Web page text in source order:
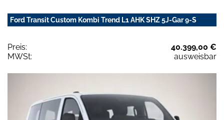
Ford Transit Custom Kombi Trend L1 AHK SHZ 5J-Gar 9-S
Preis:
40.399,00 €
MWSt:
ausweisbar